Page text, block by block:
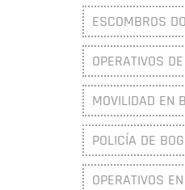
ESCOMBROS
OPERATIVOS
MOVILIDAD EN
POLICÍA DE
OPERATIVOS